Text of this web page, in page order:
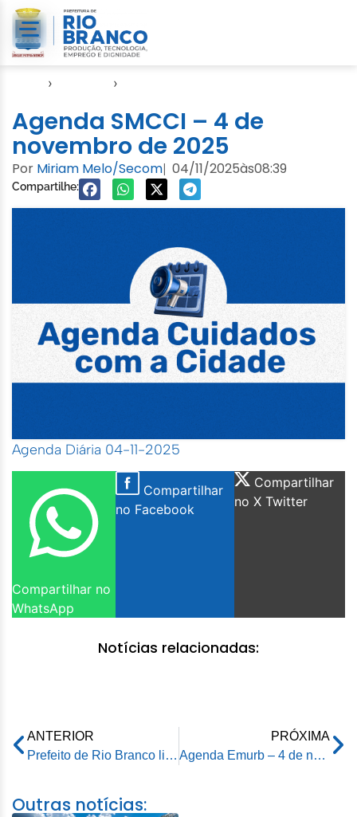
› ›
Agenda SMCCI – 4 de
novembro de 2025
Por Miriam Melo/Secom| 04/11/2025às08:39
Compartilhe:
Agenda Diária 04-11-2025
Compartilhar no
WhatsApp
Compartilhar
no Facebook
Compartilhar
no X Twitter
Notícias relacionadas:
ANTERIOR
Prefeito de Rio Branco lidera comitiva de prefeitos em reunião com bancada federal do Acre em Brasília
PRÓXIMA
Agenda Emurb – 4 de novembro de 2025
Outras notícias: